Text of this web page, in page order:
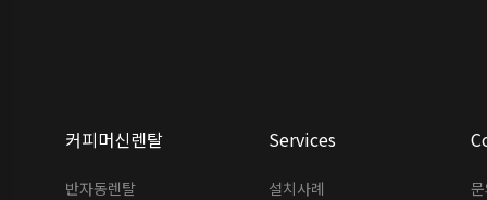
커피머신렌탈
반자동렌탈
Services
설치사례